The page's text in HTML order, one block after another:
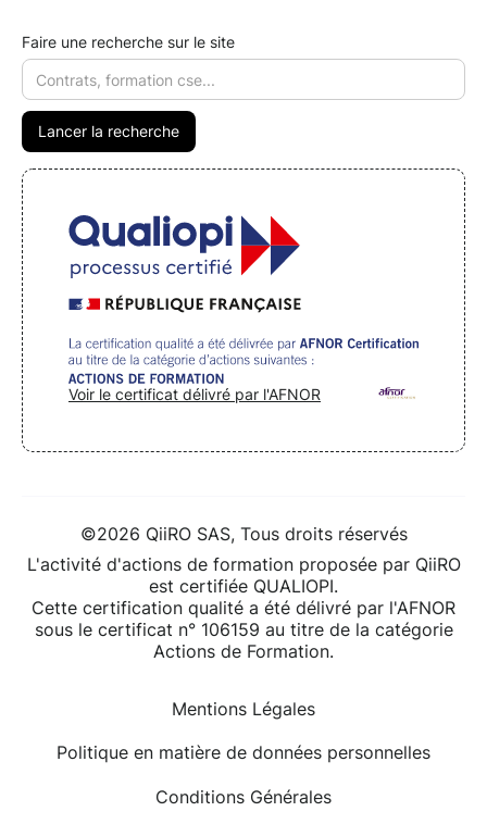
Faire une recherche sur le site
Voir le certificat délivré par l'AFNOR
©2026 QiiRO SAS, Tous droits réservés
L'activité d'actions de formation proposée par QiiRO
est certifiée QUALIOPI.
Cette certification qualité a été délivré par l'AFNOR
sous le certificat n° 106159 au titre de la catégorie
Actions de Formation.
Mentions Légales
Politique en matière de données personnelles
Conditions Générales